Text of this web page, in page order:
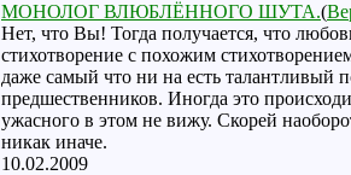
МОНОЛОГ ВЛЮБЛЁННОГО ШУТА.(
Нет, что Вы! Тогда получается, что
стихотворение с похожим
даже самый что ни на есть талантливый
предшественников. Иногда это
ужасного в этом не вижу. Скорей
никак иначе.
10.02.2009